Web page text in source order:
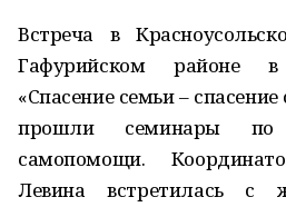
Встреча в
Гафурийском районе
«Спасение семьи –
прошли семинары по
самопомощи.
Левина встретилась с